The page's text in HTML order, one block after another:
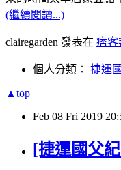
(繼續閱讀...)
clairegarden 發表在 痞客
個人分類： 捷運
▲top
Feb 08 Fri 2019
[捷運國父